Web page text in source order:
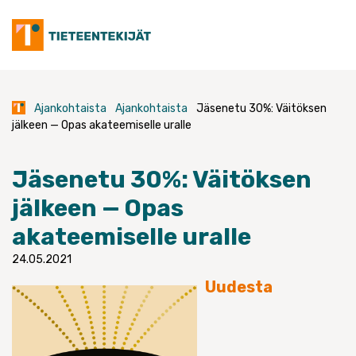
content
Ajankohtaista Ajankohtaista
Jäsenetu 30%: Väitöksen
jälkeen — Opas akateemiselle uralle
Jäsenetu 30%: Väitöksen
jälkeen — Opas
akateemiselle uralle
24.05.2021
Uudesta